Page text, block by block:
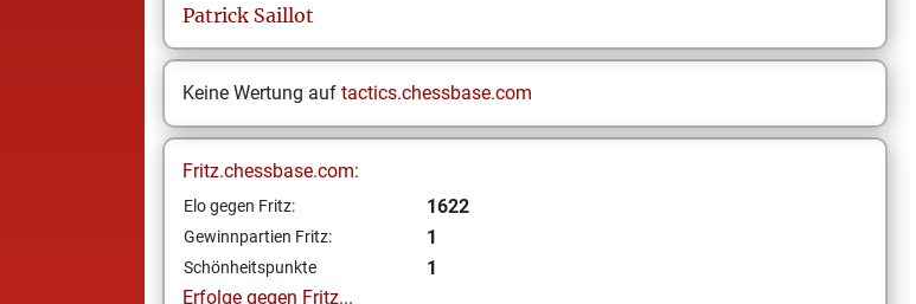
Patrick Saillot
Keine Wertung auf tactics.chessbase.com
Fritz.chessbase.com:
Elo gegen Fritz: 1622
Gewinnpartien Fritz: 1
Schönheitspunkte
1
Erfolge gegen Fritz...